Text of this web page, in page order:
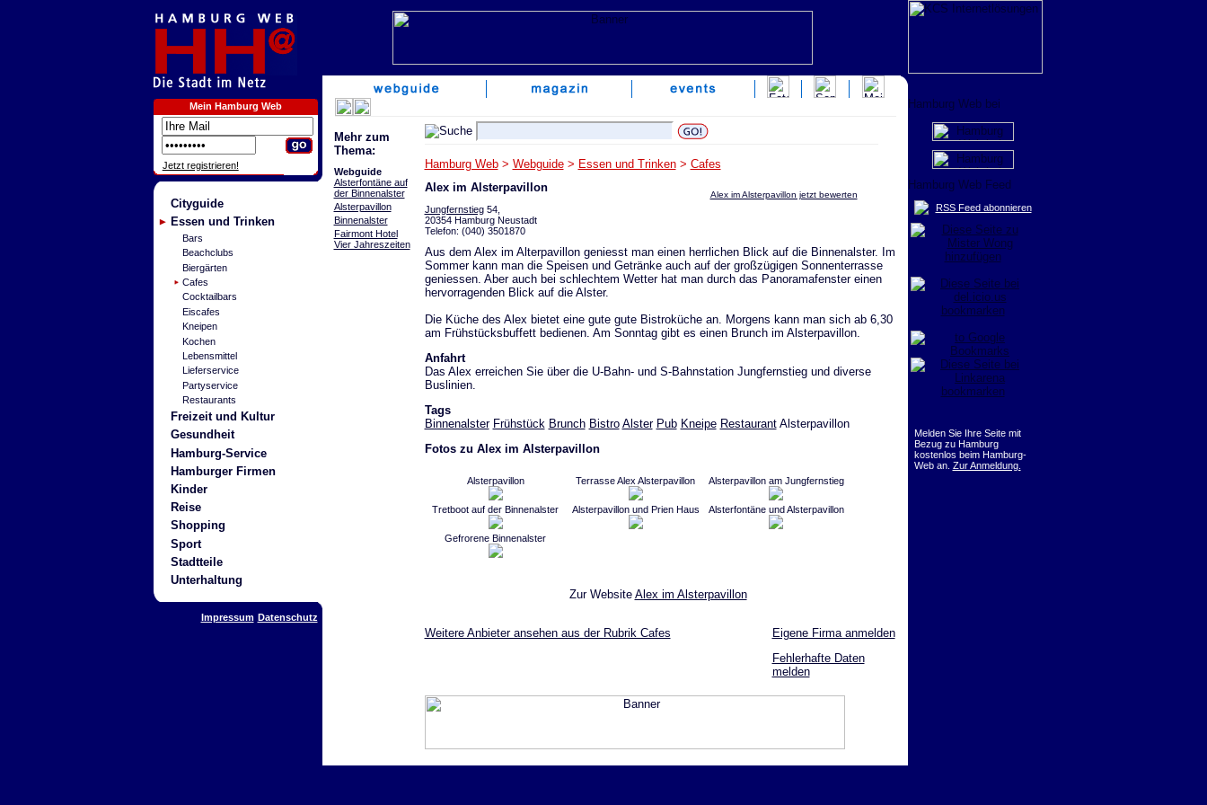
Mein Hamburg Web
Jetzt registrieren!
Cityguide
Essen und Trinken
Bars
Beachclubs
Biergärten
Cafes
Cocktailbars
Eiscafes
Kneipen
Kochen
Lebensmittel
Lieferservice
Partyservice
Restaurants
Freizeit und Kultur
Gesundheit
Hamburg-Service
Hamburger Firmen
Kinder
Reise
Shopping
Sport
Stadtteile
Unterhaltung
Impressum Datenschutz
Mehr zum
Thema:
Webguide
Alsterfontäne auf
der Binnenalster
Alsterpavillon
Binnenalster
Fairmont Hotel
Vier Jahreszeiten
Hamburg Web> Webguide> Essen und Trinken> Cafes
Alex im Alsterpavillon jetzt bewerten
Alex im Alsterpavillon
Jungfernstieg54,
20354 Hamburg Neustadt
Telefon: (040) 3501870
Aus dem Alex im Alterpavillon geniesst man einen herrlichen Blick auf die Binnenalster. Im
Sommer kann man die Speisen und Getränke auch auf der großzügigen Sonnenterrasse
geniessen. Aber auch bei schlechtem Wetter hat man durch das Panoramafenster einen
hervorragenden Blick auf die Alster.
Die Küche des Alex bietet eine gute gute Bistroküche an. Morgens kann man sich ab 6,30
am Frühstücksbuffett bedienen. Am Sonntag gibt es einen Brunch im Alsterpavillon.
Anfahrt
Das Alex erreichen Sie über die U-Bahn- und S-Bahnstation Jungfernstieg und diverse
Buslinien.
Tags
Binnenalster Frühstück Brunch Bistro Alster Pub Kneipe RestaurantAlsterpavillon
Fotos zu Alex im Alsterpavillon
Alsterpavillon Terrasse Alex Alsterpavillon Alsterpavillon am Jungfernstieg
Tretboot auf der Binnenalster Alsterpavillon und Prien Haus Alsterfontäne und Alsterpavillon
Gefrorene Binnenalster
Zur Website Alex im Alsterpavillon
Weitere Anbieter ansehen aus der Rubrik Cafes
Eigene Firma anmelden
Fehlerhafte Daten
melden
RSS Feed abonnieren
Melden Sie Ihre Seite mit
Bezug zu Hamburg
kostenlos beim Hamburg-
Web an. Zur Anmeldung.